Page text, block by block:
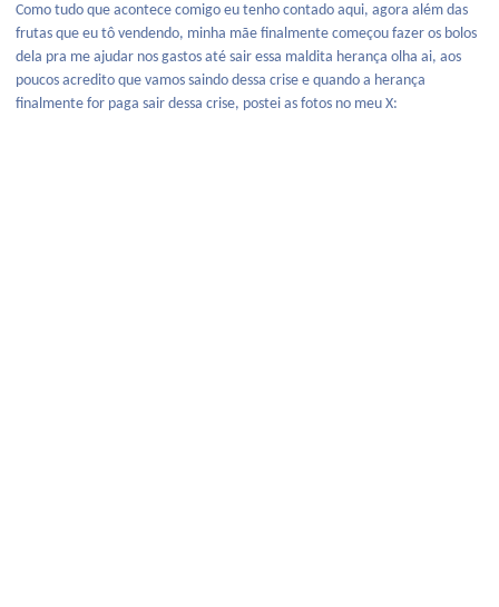
Como tudo que acontece comigo eu tenho contado aqui, agora além das
frutas que eu tô vendendo, minha mãe finalmente começou fazer os bolos
dela pra me ajudar nos gastos até sair essa maldita herança olha ai, aos
poucos acredito que vamos saindo dessa crise e quando a herança
finalmente for paga sair dessa crise, postei as fotos no meu X: